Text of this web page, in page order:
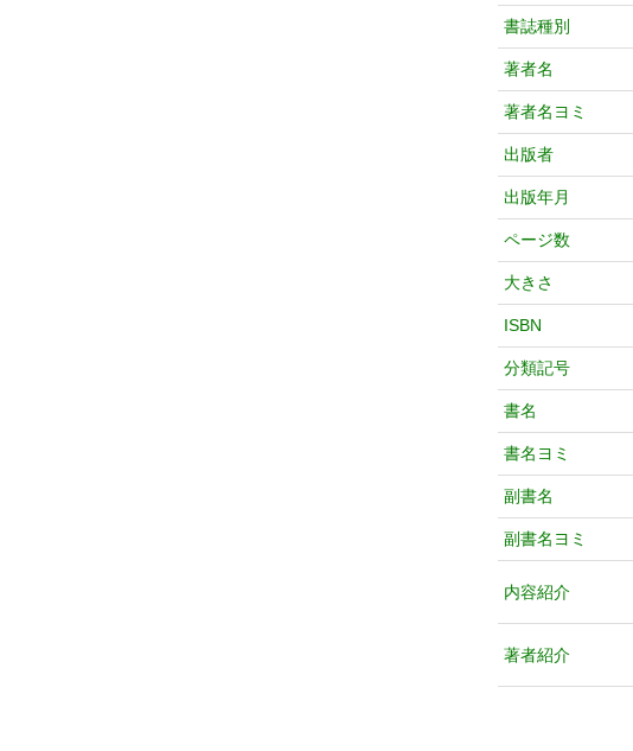
書誌種別
著者名
著者名ヨミ
出版者
出版年月
ページ数
大きさ
ISBN
分類記号
書名
書名ヨミ
副書名
副書名ヨミ
内容紹介
著者紹介